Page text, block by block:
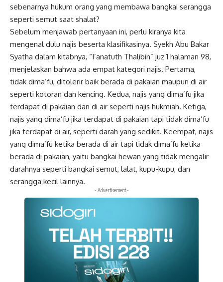
sebenarnya hukum orang yang membawa bangkai serangga
seperti semut saat shalat?
Sebelum menjawab pertanyaan ini, perlu kiranya kita
mengenal dulu najis beserta klasifikasinya. Syekh Abu Bakar
Syatha dalam kitabnya, “I’anatuth Thalibin” juz 1 halaman 98,
menjelaskan bahwa ada empat kategori najis. Pertama,
tidak dima’fu, ditolerir baik berada di pakaian maupun di air
seperti kotoran dan kencing. Kedua, najis yang dima’fu jika
terdapat di pakaian dan di air seperti najis hukmiah. Ketiga,
najis yang dima’fu jika terdapat di pakaian tapi tidak dima’fu
jika terdapat di air, seperti darah yang sedikit. Keempat, najis
yang dima’fu ketika berada di air tapi tidak dima’fu ketika
berada di pakaian, yaitu bangkai hewan yang tidak mengalir
darahnya seperti bangkai semut, lalat, kupu-kupu, dan
serangga kecil lainnya.
- Advertisement -